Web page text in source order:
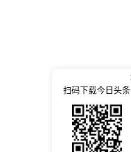
扫码下载今日头条